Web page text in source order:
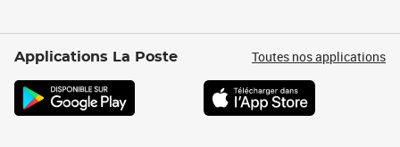
Applications La Poste Toutes nos applications